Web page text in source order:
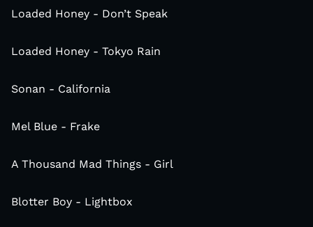
Loaded Honey - Don’t Speak
Loaded Honey - Tokyo Rain
Sonan - California
Mel Blue - Frake
A Thousand Mad Things - Girl
Blotter Boy - Lightbox